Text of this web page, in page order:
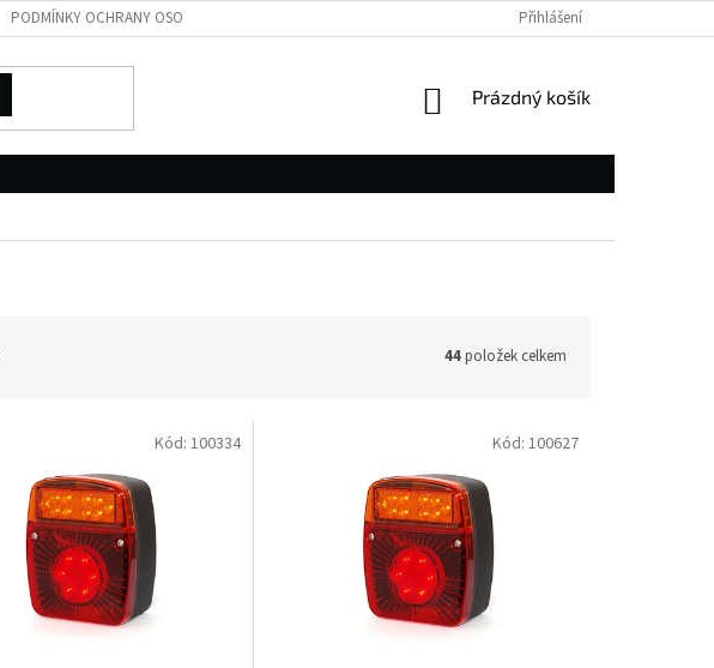
PODMÍNKY OCHRANY OSOBNÍCH ÚDAJŮ Přihlášení
NÁKUPNÍ
Prázdný košík
44položek celkem
Kód: 100334 Kód: 100627